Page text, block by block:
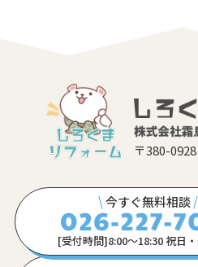
〒380-
\今すぐ無料相談 /
[受付時間]8:00〜18:30 祝日